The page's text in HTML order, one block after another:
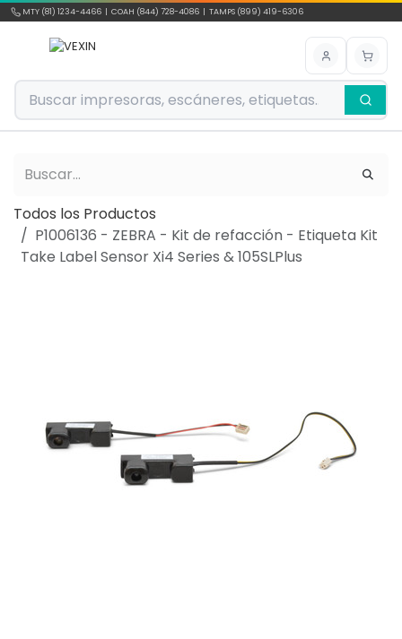
Ir al contenido
MTY (81) 1234-4466 | COAH (844) 728-4086 | TAMPS (899) 419-6306
Todos los Productos
P1006136 - ZEBRA - Kit de refacción - Etiqueta Kit
Take Label Sensor Xi4 Series & 105SLPlus